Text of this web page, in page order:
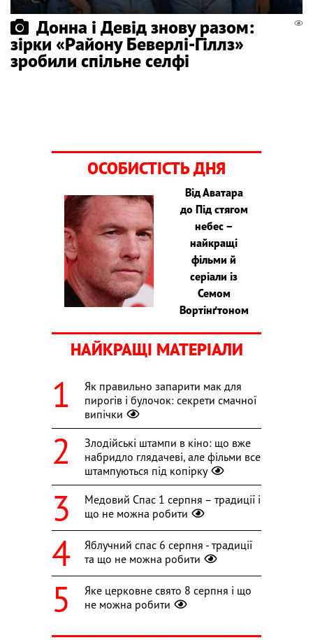
Донна і Девід знову разом:
зірки «Району Беверлі-Гіллз»
зробили спільне селфі
ОСОБИСТІСТЬ ДНЯ
Від Аватара
до Під стягом
небес –
найкращі
фільми й
серіали із
Семом
Вортінґтоном
НАЙКРАЩІ МАТЕРІАЛИ
Як правильно запарити мак для
пирогів і булочок: секрети смачної
випічки
Злодійські штампи в кіно: що вже
набридло глядачеві, але фільми все
штампуються під копірку
Медовий Спас 1 серпня – традиції і
що не можна робити
Яблучний спас 6 серпня - традиції
та що не можна робити
Яке церковне свято 8 серпня і що
не можна робити